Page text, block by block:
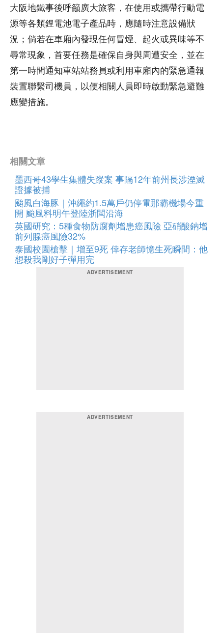
大阪地鐵事後呼籲廣大旅客，在使用或攜帶行動電
源等各類鋰電池電子產品時，應隨時注意設備狀
況；倘若在車廂內發現任何冒煙、起火或異味等不
尋常現象，首要任務是確保自身與周遭安全，並在
第一時間通知車站站務員或利用車廂內的緊急通報
裝置聯繫司機員，以便相關人員即時啟動緊急避難
應變措施。
相關文章
墨西哥43學生集體失蹤案 事隔12年前州長涉湮滅
證據被捕
颱風白海豚｜沖繩約1.5萬戶仍停電那霸機場今重
開 颱風料明午登陸浙閩沿海
英國研究：5種食物防腐劑增患癌風險 亞硝酸鈉增
前列腺癌風險32%
泰國校園槍擊｜增至9死 倖存老師憶生死瞬間：他
想殺我剛好子彈用完